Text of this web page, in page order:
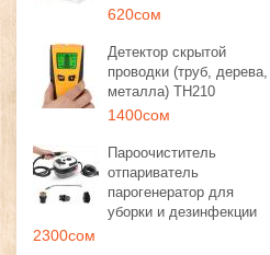
620сом
Детектор скрытой
проводки (труб, дерева,
металла) TH210
1400сом
Пароочиститель
отпариватель
парогенератор для
уборки и дезинфекции
2300сом